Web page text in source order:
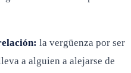
la vergüenza por ser
a alguien a alejarse de